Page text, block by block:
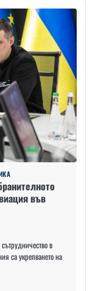
във
в
са укрепването на